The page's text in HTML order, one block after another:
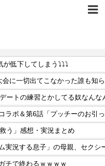
が低下してしまう⤵⤵⤵
ラボ＆第6話「プッチーのお引
う」感想・実況まとめ
実況する息子」の母親、セクシ
チで終わるｗｗｗｗ